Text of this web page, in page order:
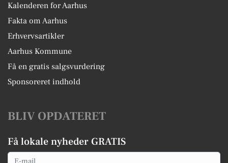
Kalenderen for Aarhus
Fakta om Aarhus
Erhvervsartikler
Aarhus Kommune
Få en gratis salgsvurdering
Sponsoreret indhold
BLIV OPDATERET
Få lokale nyheder GRATIS
Email